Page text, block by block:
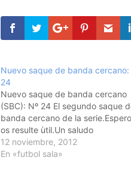
Nuevo saque de banda cercano:
24
Nuevo saque de banda cercano
(SBC): Nº 24 El segundo saque
banda cercano de la
os resulte ùtil.Un saludo
12 noviembre, 2012
En «futbol sala»